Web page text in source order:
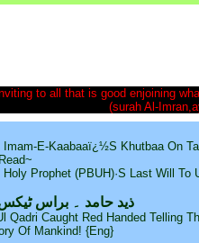
to all that is good enjoining
(surah Al-
Imam-E-Kaabaaï¿½s Khutbaa On
Prophet (PBUH)·s Last Will To
ذید حامد ۔ براس
Qadri Caught Red Handed Telling
Of Mankind! {Eng}